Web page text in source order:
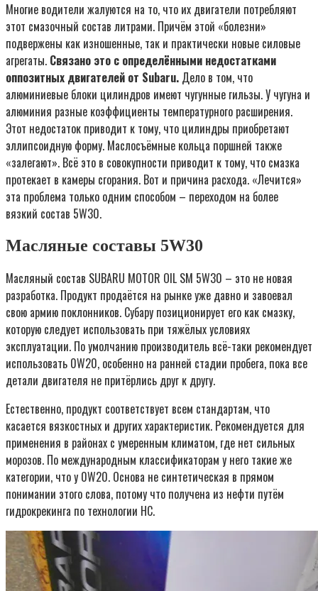
Многие водители жалуются на то, что их двигатели потребляют
этот смазочный состав литрами. Причём этой «болезни»
подвержены как изношенные, так и практически новые силовые
агрегаты. Связано это с определёнными недостатками
оппозитных двигателей от Subaru. Дело в том, что
алюминиевые блоки цилиндров имеют чугунные гильзы. У чугуна и
алюминия разные коэффициенты температурного расширения.
Этот недостаток приводит к тому, что цилиндры приобретают
эллипсоидную форму. Маслосъёмные кольца поршней также
«залегают». Всё это в совокупности приводит к тому, что смазка
протекает в камеры сгорания. Вот и причина расхода. «Лечится»
эта проблема только одним способом – переходом на более
вязкий состав 5W30.
Масляные составы 5W30
Масляный состав SUBARU MOTOR OIL SM 5W30 – это не новая
разработка. Продукт продаётся на рынке уже давно и завоевал
свою армию поклонников. Субару позиционирует его как смазку,
которую следует использовать при тяжёлых условиях
эксплуатации. По умолчанию производитель всё-таки рекомендует
использовать 0W20, особенно на ранней стадии пробега, пока все
детали двигателя не притёрлись друг к другу.
Естественно, продукт соответствует всем стандартам, что
касается вязкостных и других характеристик. Рекомендуется для
применения в районах с умеренным климатом, где нет сильных
морозов. По международным классификаторам у него такие же
категории, что у 0W20. Основа не синтетическая в прямом
понимании этого слова, потому что получена из нефти путём
гидрокрекинга по технологии НС.